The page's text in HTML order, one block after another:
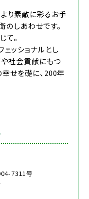
り素敵に彩るお手
のしあわせです。
て。
ェッショナルとし
社会貢献にもつ
幸せを礎に、200年
7311号